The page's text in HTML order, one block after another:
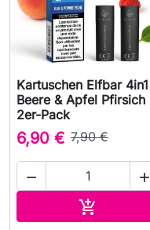
Kartuschen Elfbar 4in1
Beere & Apfel Pfirsich
2er-Pack
6,90 € 7,90 €
 
